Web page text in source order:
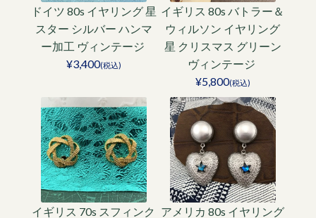
ドイツ 80s イヤリング 星
スター シルバー ハンマ
ー加工 ヴィンテージ
¥3,400(税込)
イギリス 80s バトラー＆
ウィルソン イヤリング
星 クリスマス グリーン
ヴィンテージ
¥5,800(税込)
イギリス 70s スフィンク
アメリカ 80s イヤリング